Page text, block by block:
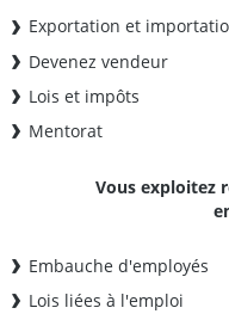
Exportation et
Devenez vendeur
Lois et impôts
Mentorat
Vous exploitez
Embauche d'employés
Lois liées à l'emploi